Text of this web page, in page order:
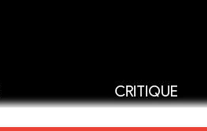
CRITIQUE